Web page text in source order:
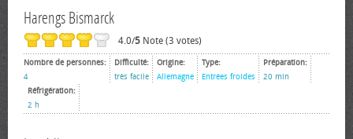
Harengs Bismarck
4.0/5 Note (3 votes)
Nombre de personnes:
4
Difficulté:
très facile
Origine:
Allemagne
Type:
Entrées froides
Préparation:
20 min
Réfrigération:
2 h